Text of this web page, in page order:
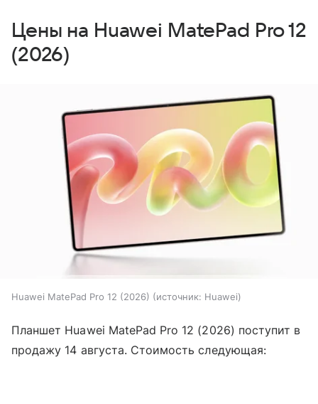
Цены на Huawei MatePad Pro 12
(2026)
Huawei MatePad Pro 12 (2026) источник: Huawei
Планшет Huawei MatePad Pro 12 (2026) поступит в
продажу 14 августа. Стоимость следующая: